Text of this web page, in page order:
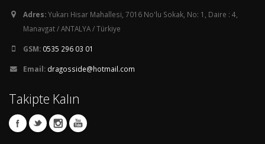
Adres:Yukarı Hisar Mahallesi, 7016 No'lu Sokak, No: 1, Daire : 4,
Manavgat / ANTALYA / Türkiye
GSM: 0535 296 03 01
Email: dragosside@hotmail.com
Takipte Kalın